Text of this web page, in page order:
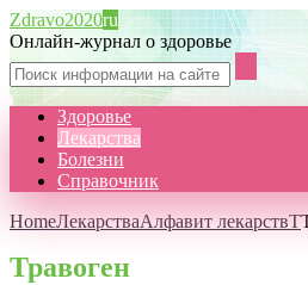
Zdravo2020ru
Онлайн-журнал о здоровье
Здоровье
Лекарства
Болезни
Справочник
HomeЛекарстваАлфавит лекарствТ
Травоген